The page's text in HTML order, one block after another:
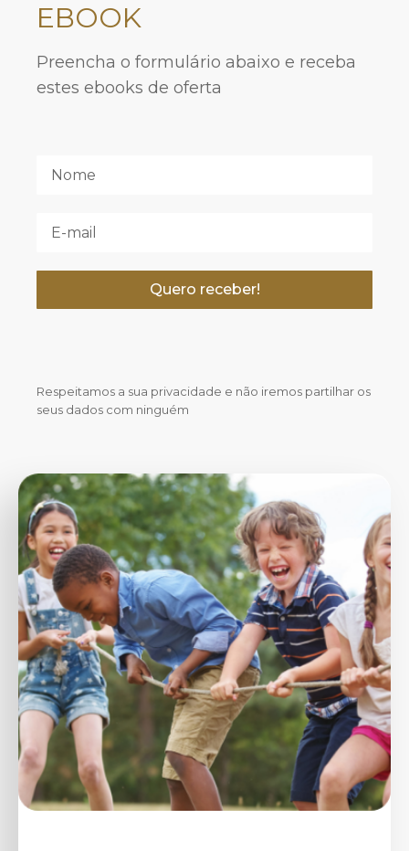
EBOOK
Preencha o formulário abaixo e receba
estes ebooks de oferta
Quero receber!
Respeitamos a sua privacidade e não iremos partilhar os
seus dados com ninguém